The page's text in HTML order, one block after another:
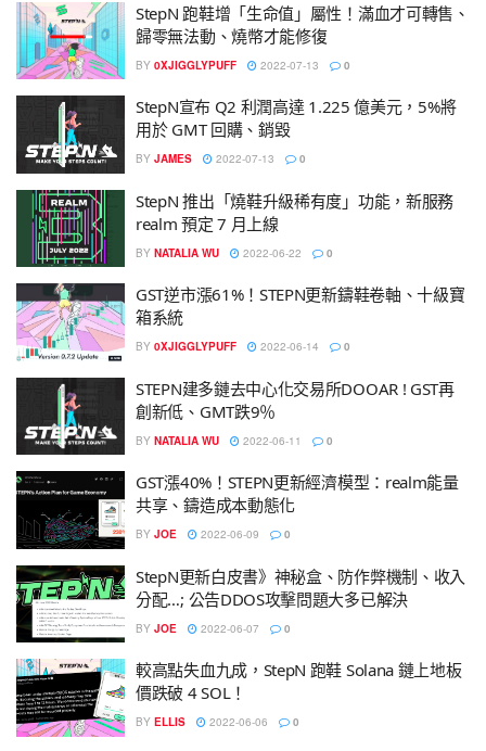
StepN 跑鞋增「生命值」屬性！滿血才可轉售、
歸零無法動、燒幣才能修復
BY 0XJIGGLYPUFF 2022-07-13 0
StepN宣布 Q2 利潤高達 1.225 億美元，5%將
用於 GMT 回購、銷毀
BY JAMES 2022-07-13 0
StepN 推出「燒鞋升級稀有度」功能，新服務
realm 預定 7 月上線
BY NATALIA WU 2022-06-22 0
GST逆市漲61%！STEPN更新鑄鞋卷軸、十級寶
箱系統
BY 0XJIGGLYPUFF 2022-06-14 0
STEPN建多鏈去中心化交易所DOOAR ! GST再
創新低、GMT跌9％
BY NATALIA WU 2022-06-11 0
GST漲40%！STEPN更新經濟模型：realm能量
共享、鑄造成本動態化
BY JOE 2022-06-09 0
StepN更新白皮書》神秘盒、防作弊機制、收入
分配…; 公告DDOS攻擊問題大多已解決
BY JOE 2022-06-07 0
較高點失血九成，StepN 跑鞋 Solana 鏈上地板
價跌破 4 SOL！
BY ELLIS 2022-06-06 0